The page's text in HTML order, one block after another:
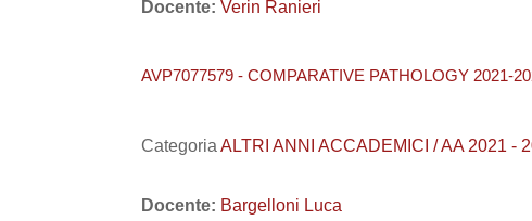
Docente: Verin Ranieri
AVP7077579 - COMPARATIVE PATHOLOGY 2021-
Categoria ALTRI ANNI ACCADEMICI / AA 2021 -
Docente: Bargelloni Luca